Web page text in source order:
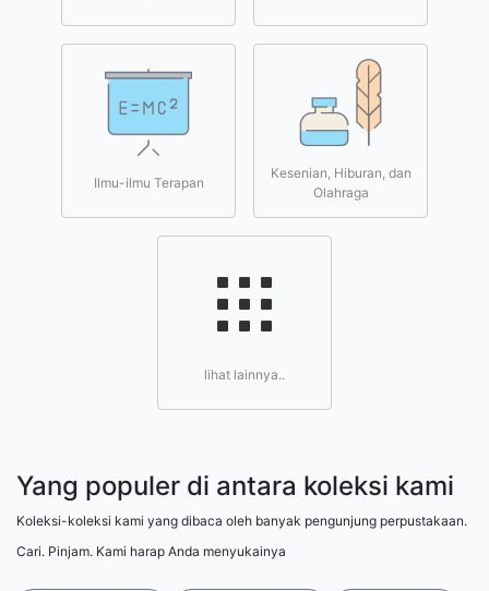
Ilmu-ilmu Terapan
Kesenian, Hiburan, dan
Olahraga
lihat lainnya..
Yang populer di antara koleksi kami
Koleksi-koleksi kami yang dibaca oleh banyak pengunjung perpustakaan.
Cari. Pinjam. Kami harap Anda menyukainya